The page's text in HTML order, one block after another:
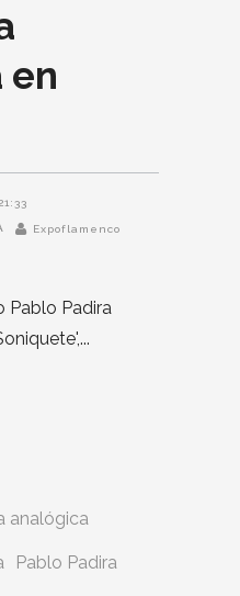
en
21:33
Expoflamenco
Pablo Padira
analógica
Pablo Padira